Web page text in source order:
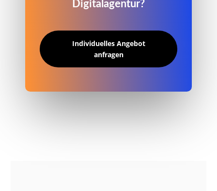
Digitalagentur?
Individuelles Angebot
anfragen